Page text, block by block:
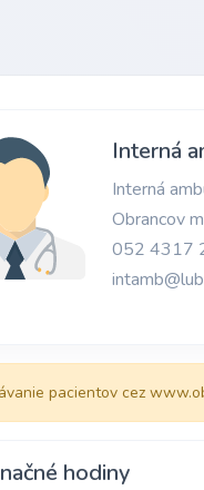
Interná
Interná
Obrancov
052 4317
pacientov cez
hodiny